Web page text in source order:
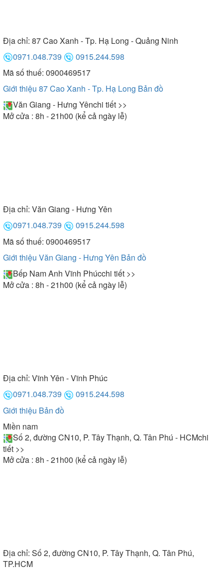
Địa chỉ: 87 Cao Xanh - Tp. Hạ Long - Quảng Ninh
0971.048.739
0915.244.598
Mã số thuế: 0900469517
Giới thiệu 87 Cao Xanh - Tp. Hạ Long Bản đồ
Văn Giang - Hưng Yênchi tiết >>
Mở cửa : 8h - 21h00 (kể cả ngày lễ)
Địa chỉ: Văn Giang - Hưng Yên
0971.048.739
0915.244.598
Mã số thuế: 0900469517
Giới thiệu Văn Giang - Hưng Yên Bản đồ
Bếp Nam Anh Vĩnh Phúcchi tiết >>
Mở cửa : 8h - 21h00 (kể cả ngày lễ)
Địa chỉ: Vĩnh Yên - Vĩnh Phúc
0971.048.739
0915.244.598
Giới thiệu Bản đồ
Miền nam
Số 2, đường CN10, P. Tây Thạnh, Q. Tân Phú - HCMchi
tiết >>
Mở cửa : 8h - 21h00 (kể cả ngày lễ)
Địa chỉ: Số 2, đường CN10, P. Tây Thạnh, Q. Tân Phú,
TP.HCM